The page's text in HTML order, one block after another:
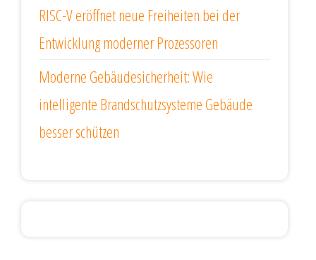
RISC-V eröffnet neue Freiheiten bei der
Entwicklung moderner Prozessoren
Moderne Gebäudesicherheit: Wie
intelligente Brandschutzsysteme Gebäude
besser schützen